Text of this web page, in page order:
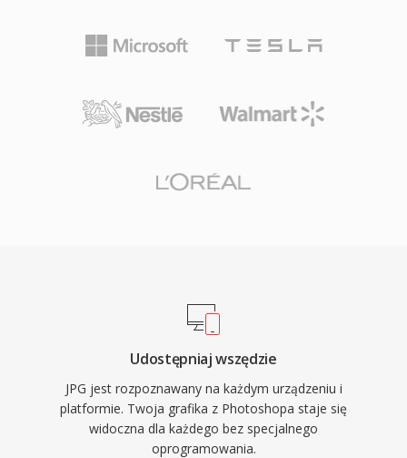
Udostępniaj wszędzie
JPG jest rozpoznawany na każdym urządzeniu i
platformie. Twoja grafika z Photoshopa staje się
widoczna dla każdego bez specjalnego
oprogramowania.